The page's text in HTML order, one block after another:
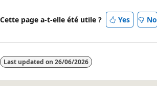
Cette page a-t-elle été utile ? Yes No
Last updated on 26/06/2026